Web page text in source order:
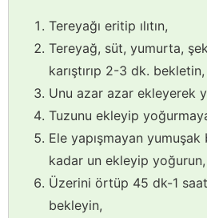
Tereyağı eritip ılıtın,
Tereyağ, süt, yumurta,
karıştırıp 2-3 dk. bekletin,
Unu azar azar ekleyerek
Tuzunu ekleyip
Ele yapışmayan
kadar un ekleyip yoğurun,
Üzerini örtüp 45 dk-1 saat
bekleyin,